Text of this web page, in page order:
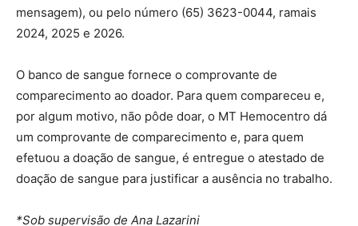
mensagem), ou pelo número (65) 3623-0044, ramais
2024, 2025 e 2026.
O banco de sangue fornece o comprovante de
comparecimento ao doador. Para quem compareceu e,
por algum motivo, não pôde doar, o MT Hemocentro dá
um comprovante de comparecimento e, para quem
efetuou a doação de sangue, é entregue o atestado de
doação de sangue para justificar a ausência no trabalho.
*Sob supervisão de Ana Lazarini